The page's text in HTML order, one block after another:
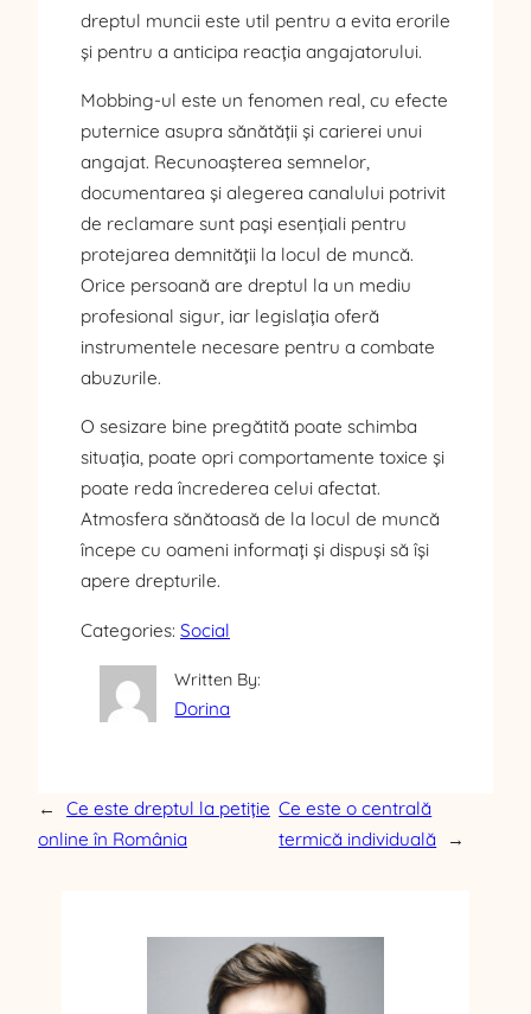
dreptul muncii este util pentru a evita erorile
și pentru a anticipa reacția angajatorului.
Mobbing-ul este un fenomen real, cu efecte
puternice asupra sănătății și carierei unui
angajat. Recunoașterea semnelor,
documentarea și alegerea canalului potrivit
de reclamare sunt pași esențiali pentru
protejarea demnității la locul de muncă.
Orice persoană are dreptul la un mediu
profesional sigur, iar legislația oferă
instrumentele necesare pentru a combate
abuzurile.
O sesizare bine pregătită poate schimba
situația, poate opri comportamente toxice și
poate reda încrederea celui afectat.
Atmosfera sănătoasă de la locul de muncă
începe cu oameni informați și dispuși să își
apere drepturile.
Categories: Social
Written By:
Dorina
←
Ce este dreptul la petiție
online în România
Ce este o centrală
termică individuală
→